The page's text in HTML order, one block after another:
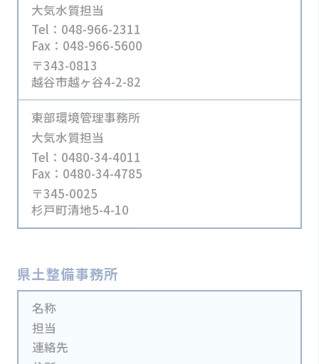
大気水質担当
Tel：048-966-2311
Fax：048-966-5600
〒343-0813
越谷市越ヶ谷4-2-82
東部環境管理事務所
大気水質担当
Tel：0480-34-4011
Fax：0480-34-4785
〒345-0025
杉戸町清地5-4-10
県土整備事務所
名称
担当
連絡先